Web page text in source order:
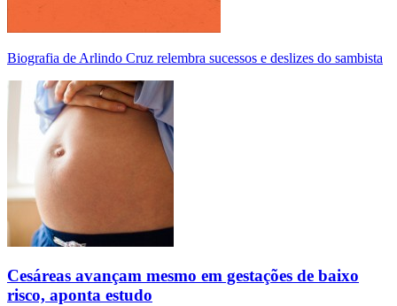
Biografia de Arlindo Cruz relembra sucessos e deslizes do sambista
Cesáreas avançam mesmo em gestações de baixo
risco, aponta estudo